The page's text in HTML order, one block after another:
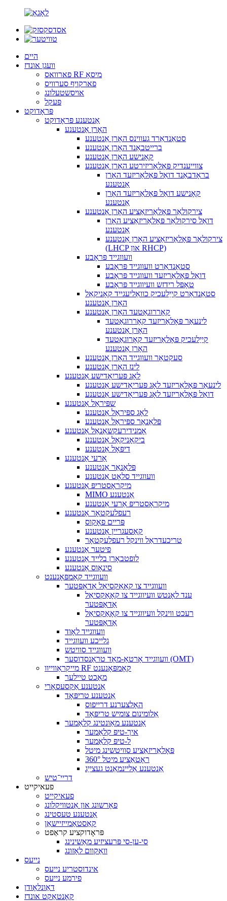
היים
וועגן אונדז
פארוואס RF מיסאָ
פארקויף סערוויס
אויסשטעלונג
פּעקל
פּראָדוקט
אַנטענע פּראָדוקט
האָרן אַנטענע
סטאַנדאַרד געווינס האָרן אַנטענע
ברייטבאַנד האָרן אַנטענע
קאָנישע האָרן אַנטענע
צווייענדיק פּאָלאַריזירטע האָרן אַנטענע
בראָדבאַנד דואַל פּאָלאַריזעד האָרן
אַנטענע
קאָנישע דואַל פּאָלאַריזעד האָרן
אַנטענע
צירקולאַר פּאָלאַריזאַציע האָרן אַנטענע
דואַל סירקולאַר פּאָלאַריזאַציע האָרן
אַנטענע
צירקולאַר פּאָלאַריזאַציע האָרן אַנטענע
(LHCP און RHCP)
וועווגייד פּראָבע
סטאַנדאַרט וועווגייד פּראָבע
דואַל פּאָלאַריזעד וועווגייד פּראָבע
טאָפּל רידזש וועיווגייד פּראָבע
סטאַנדאַרט קייַלעכיק כוואַליעגייד קאָניקאַל
האָרן אַנטענע
קאָררוגאַטעד האָרן אַנטענע
לינעאַר פּאָלאַריזעד קאָררוגאַטעד
האָרן אַנטענע
קייַלעכיק פּאָלאַריזעד קאָרוגאַטעד
האָרן אַנטענע
סעקטאָר וועווגייד האָרן אַנטענע
לינז האָרן אַנטענע
לאָג פּעריִאָדישע אַנטענע
לינעאַר פּאָלאַריזעד לאָג פּעריאָדישע אַנטענע
דואַל פּאָלאַריזעד לאָג פּעריאָדישע אַנטענע
שפּיראַל אַנטענע
לאָג ספּיראַל אַנטענע
פּלאַנאַר ספּיראַל אַנטענע
אָמנידירעקשאַנאַל אַנטענע
ביקאָניקאַל אַנטענע
דיפּאָל אַנטענע
אַרעי אַנטענע
פּלאַנאַר אַנטענע
וועווגייד סלאָט אַנטענע
מיקראָסטריפּ אַנטענע
MIMO אַנטענע
מיקראָסטריפּ אַרעי אַנטענע
רעפלעקטאָר אַנטענע
פּריים פאָקוס
קאַסעגריין אַנטענע
טריכעדראַל ווינקל רעפלעקטאָר
פיטער אַנטענע
לופטבאָרן בלייד אַנטענע
סינאָוס אַנטענע
וועווגייד קאָמפּאָנענט
וועווגייד צו קאָאַקסיאַל אַדאַפּטער
ענד לאָנטש וועיווגייד צו קאָאַקסיאַל
אַדאַפּטער
רעכט ווינקל וועיווגייד צו קאָאַקסיאַל
אַדאַפּטער
וועווגייד לאָוד
גלייכע וועווגייד
וועווגייד סוויטש
וועווגייד אָרטאָ-מאָד טראַנסדוסער (OMT)
מייקראַווייוו RF קאָמפּאָנענט
מאַכט טיילער
אַנטענע אַקסעסאָרי
אַנטענע טריפּאָד
האָלצערנע דרייפוס
אַלומינום צומיש טריפּאָד
אַנטענע מאַונטינג קלאַמער
איך-טיפּ קלאַמער
ל-טיפּ קלאַמער
פּאָלאַריזאַציע סוויטשינג מיטל
360° ראָטאַציע מיטל
אַנטענע אַליינמאַנט געצייַג
דריי־טיש
פעאיקייט
פעאיקייט
פאָרשונג און אַנטוויקלונג
אַנטענע טעסטינג
קאַסטאַמייזיישאַן
פּראָדוקציע קראַפט
סי-ען-סי פּרעציזיע מאַשינינג
וואַקוום לאָזונג
נייעס
אינדוסטריע נייעס
פירמע נייעס
דאַונלאָודן
קאָנטאַקט אונדז